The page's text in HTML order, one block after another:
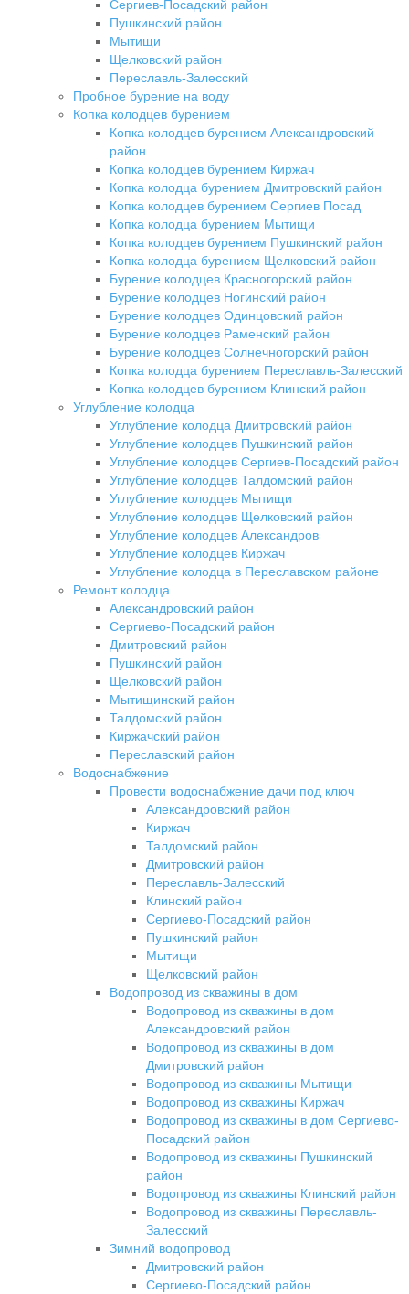
Сергиев-Посадский район
Пушкинский район
Мытищи
Щелковский район
Переславль-Залесский
Пробное бурение на воду
Копка колодцев бурением
Копка колодцев бурением Александровский
район
Копка колодцев бурением Киржач
Копка колодца бурением Дмитровский район
Копка колодцев бурением Сергиев Посад
Копка колодца бурением Мытищи
Копка колодцев бурением Пушкинский район
Копка колодца бурением Щелковский район
Бурение колодцев Красногорский район
Бурение колодцев Ногинский район
Бурение колодцев Одинцовский район
Бурение колодцев Раменский район
Бурение колодцев Солнечногорский район
Копка колодца бурением Переславль-Залесский
Копка колодцев бурением Клинский район
Углубление колодца
Углубление колодца Дмитровский район
Углубление колодцев Пушкинский район
Углубление колодцев Сергиев-Посадский район
Углубление колодцев Талдомский район
Углубление колодцев Мытищи
Углубление колодцев Щелковский район
Углубление колодцев Александров
Углубление колодцев Киржач
Углубление колодца в Переславском районе
Ремонт колодца
Александровский район
Сергиево-Посадский район
Дмитровский район
Пушкинский район
Щелковский район
Мытищинский район
Талдомский район
Киржачский район
Переславский район
Водоснабжение
Провести водоснабжение дачи под ключ
Александровский район
Киржач
Талдомский район
Дмитровский район
Переславль-Залесский
Клинский район
Сергиево-Посадский район
Пушкинский район
Мытищи
Щелковский район
Водопровод из скважины в дом
Водопровод из скважины в дом
Александровский район
Водопровод из скважины в дом
Дмитровский район
Водопровод из скважины Мытищи
Водопровод из скважины Киржач
Водопровод из скважины в дом Сергиево-
Посадский район
Водопровод из скважины Пушкинский
район
Водопровод из скважины Клинский район
Водопровод из скважины Переславль-
Залесский
Зимний водопровод
Дмитровский район
Сергиево-Посадский район